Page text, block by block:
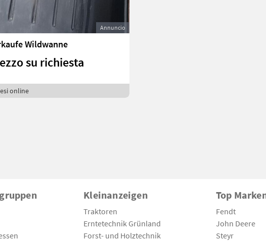
Annuncio
Wildwanne
su richiesta
online
Kleinanzeigen
Traktoren
Erntetechnik Grünland
Forst- und Holztechnik
Top
Fendt
John Deere
Steyr